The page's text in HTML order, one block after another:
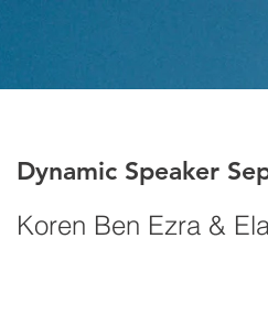
Dynamic Speaker
Koren Ben Ezra &